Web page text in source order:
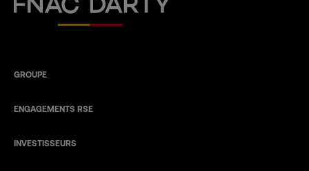
GROUPE
ENGAGEMENTS RSE
INVESTISSEURS